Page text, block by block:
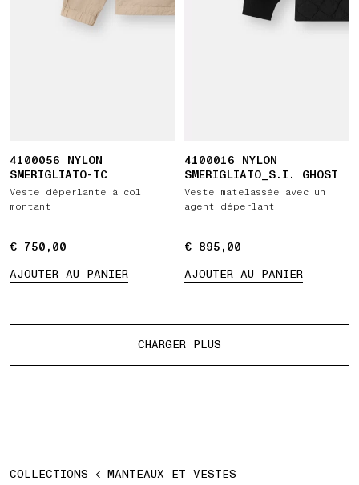
4100056 NYLON
SMERIGLIATO-TC
Veste déperlante à col
montant
€ 750,00
€ 750,00
AJOUTER AU PANIER
4100016 NYLON
SMERIGLIATO_S.I. GHOST
Veste matelassée avec un
agent déperlant
€ 895,00
€ 895,00
AJOUTER AU PANIER
CHARGER PLUS
COLLECTIONS MANTEAUX ET VESTES